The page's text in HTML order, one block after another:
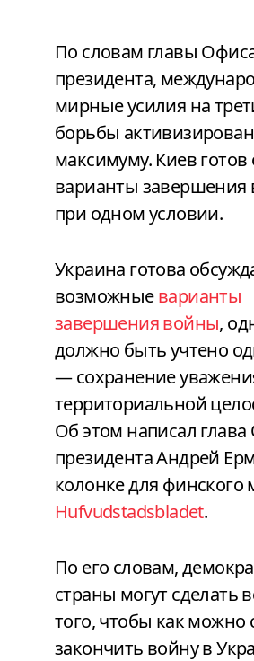
По словам главы Офиса
президента,
мирные усилия на
борьбы
максимуму. Киев готов
варианты завершения
при одном условии.
Украина готова обсуждать все
возможныеварианты
завершения войны,
должно быть учтено
— сохранение
территориальной
Об этом написал
президента Андрей
колонке для финского
Hufvudstadsbladet.
По его словам,
страны могут сделать
того, чтобы как можно
закончить войну в